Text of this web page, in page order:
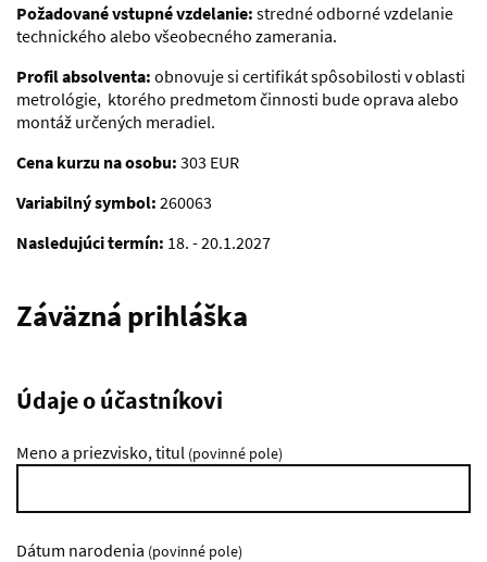
Požadované vstupné vzdelanie: stredné odborné vzdelanie
technického alebo všeobecného zamerania.
Profil absolventa: obnovuje si certifikát spôsobilosti v oblasti
metrológie, ktorého predmetom činnosti bude oprava alebo
montáž určených meradiel.
Cena kurzu na osobu: 303 EUR
Variabilný symbol: 260063
Nasledujúci termín: 18. - 20.1.2027
Záväzná prihláška
Údaje o účastníkovi
Meno a priezvisko, titul (povinné pole)
Dátum narodenia (povinné pole)